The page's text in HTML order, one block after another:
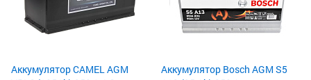
Аккумулятор CAMEL AGM
Аккумулятор Bosch AGM S5